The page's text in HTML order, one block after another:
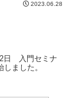
2023.06.28
日 入門セミナ
ました。